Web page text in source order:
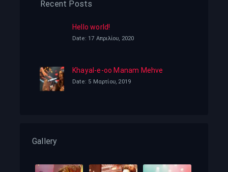
Recent Posts
Hello world!
Date: 17 Απριλίου, 2020
Khayal-e-oo Manam Mehve
Date: 5 Μαρτίου, 2019
Gallery